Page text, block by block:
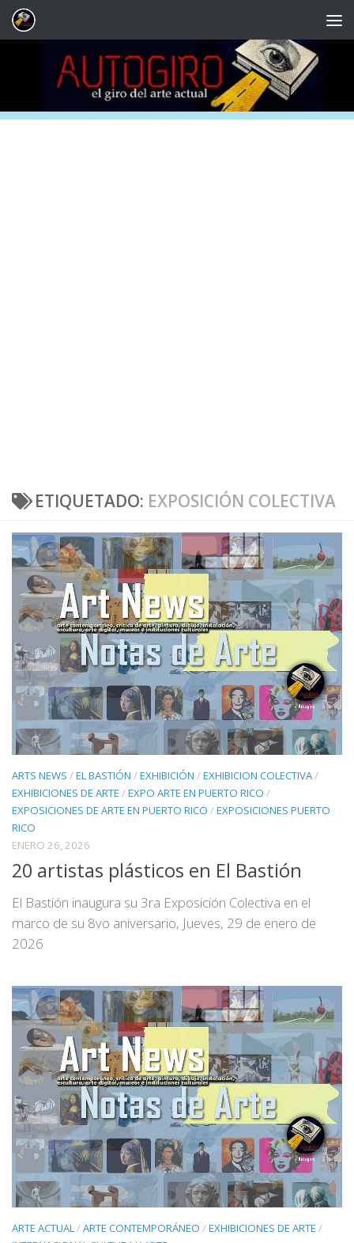
Saltar al contenido
ETIQUETADO: EXPOSICIÓN COLECTIVA
ARTS NEWS /EL BASTIÓN /EXHIBICIÓN /EXHIBICION COLECTIVA/
EXHIBICIONES DE ARTE /EXPO ARTE EN PUERTO RICO /
EXPOSICIONES DE ARTE EN PUERTO RICO /EXPOSICIONES PUERTO
RICO
ENERO 26, 2026
20 artistas plásticos en El Bastión
El Bastión inaugura su 3ra Exposición Colectiva en el
marco de su 8vo aniversario, Jueves, 29 de enero de
2026
ARTE ACTUAL/ARTE CONTEMPORÁNEO /EXHIBICIONES DE ARTE /